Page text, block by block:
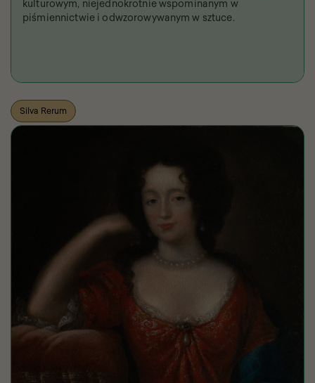
kulturowym, niejednokrotnie wspominanym w
piśmiennictwie i odwzorowywanym w sztuce.
Silva Rerum